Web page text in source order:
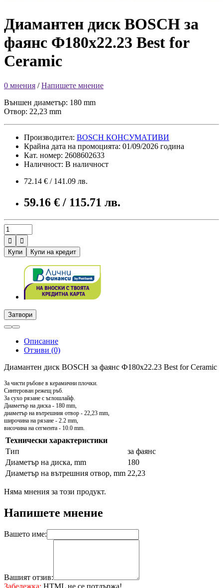
Диамантен диск BOSCH за
фаянс Ф180х22.23 Best for
Ceramic
0 мнения /Напишете мнение
Външен диаметър: 180 mm
Отвор: 22,23 mm
Производител: BOSCH КОНСУМАТИВИ
Крайна дата на промоцията: 01/09/2026 година
Кат. номер: 2608602633
Наличност: В наличност
72.14 € / 141.09 лв.
59.16 € / 115.71 лв.


Купи
Купи на кредит
Затвори
Описание
Отзиви (0)
Диамантен диск BOSCH за фаянс Ф180х22.23 Best for Ceramic
За чисти ръбове в керамични плочки.
Синтерован режещ ръб.
За сухо рязане с ъглошлайф.
Диаметър на диска - 180 mm,
диаметър на вътрешния отвор - 22,23 mm,
широчина на рязане - 2.2 mm,
височина на сегмента - 10.0 mm.
Технически характеристики
Тип
за фаянс
Диаметър на диска, mm
180
Диаметър на вътрешния отвор, mm 22,23
Няма мнения за този продукт.
Напишете мнение
Вашето име:
Вашият отзив: